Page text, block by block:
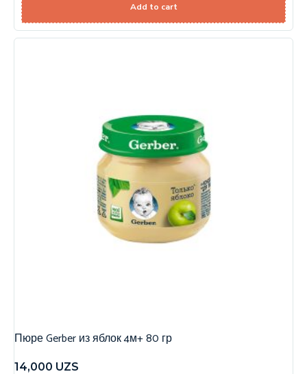
Add to cart
Пюре Gerber из яблок 4м+ 80 гр
14,000 UZS